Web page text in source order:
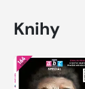
Knihy